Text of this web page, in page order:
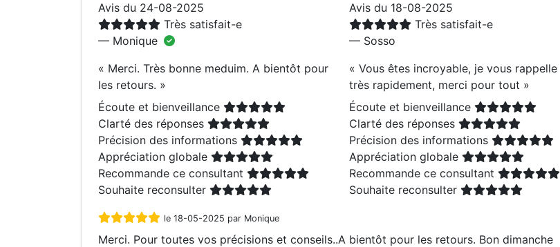
Avis du 24-08-2025
Très satisfait-e
— Monique
« Merci. Très bonne meduim. A bientôt pour
les retours. »
Écoute et bienveillance
Clarté des réponses
Précision des informations
Appréciation globale
Recommande ce consultant
Souhaite reconsulter
Avis du 18-08-2025
Très satisfait-e
— Sosso
« Vous êtes incroyable, je vous rappelle
très rapidement, merci pour tout »
Écoute et bienveillance
Clarté des réponses
Précision des informations
Appréciation globale
Recommande ce consultant
Souhaite reconsulter
le 18-05-2025 par Monique
Merci. Pour toutes vos précisions et conseils..A bientôt pour les retours. Bon dimanche